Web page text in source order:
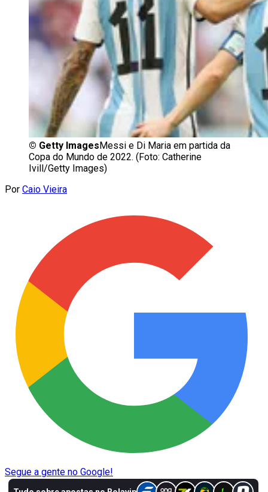
© Getty Images Messi e Di Maria em partida da
Copa do Mundo de 2022. (Foto: Catherine
Ivill/Getty Images)
Por Caio Vieira
Segue a gente no Google!